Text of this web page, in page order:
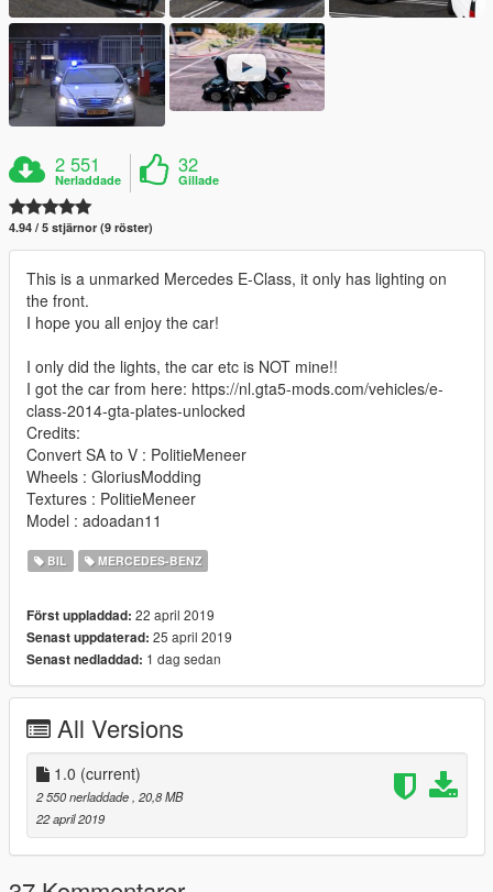
2 551
Nerladdade
32
Gillade
4.94 / 5 stjärnor (9 röster)
This is a unmarked Mercedes E-Class, it only has lighting on
the front.
I hope you all enjoy the car!
I only did the lights, the car etc is NOT mine!!
I got the car from here: https://nl.gta5-mods.com/vehicles/e-
class-2014-gta-plates-unlocked
Credits:
Convert SA to V : PolitieMeneer
Wheels : GloriusModding
Textures : PolitieMeneer
Model : adoadan11
BIL MERCEDES-BENZ
Först uppladdad: 22 april 2019
Senast uppdaterad: 25 april 2019
Senast nedladdad: 1 dag sedan
All Versions
1.0 (current)
2 550 nerladdade, 20,8 MB
22 april 2019